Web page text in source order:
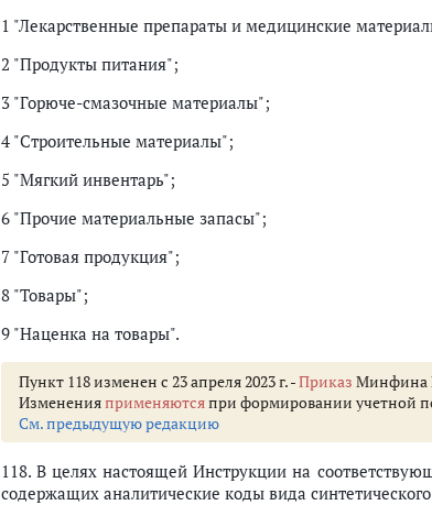
1 "Лекарственные препараты и медицинские
2 "Продукты питания";
3 "Горюче-смазочные материалы";
4 "Строительные материалы";
5 "Мягкий инвентарь";
6 "Прочие материальные запасы";
7 "Готовая продукция";
8 "Товары";
9 "Наценка на товары".
Пункт 118 изменен с 23 апреля 2023 г. -Приказ Минфина
Измененияприменяютсяпри формировании учетной
См. предыдущую редакцию
118. В целях настоящей Инструкции на
содержащих аналитические коды вида